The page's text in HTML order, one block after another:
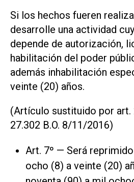
Si los hechos fueren
desarrolle una actividad
depende de autorización,
habilitación del poder
además inhabilitación
veinte (20) años.
(Artículo sustituido por art.
27.302 B.O. 8/11/2016)
Art. 7º — Será
ocho (8) a veinte (20)